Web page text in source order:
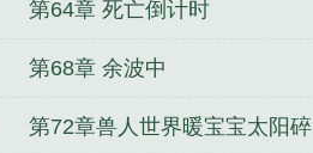
就达成
第64章 死亡倒计时
第68章 余波中
第72章兽人世界暖宝宝太阳碎